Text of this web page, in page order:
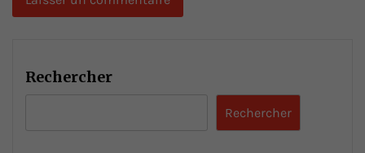
Rechercher
Rechercher